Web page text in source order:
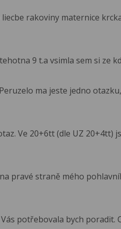
rakoviny maternice
9 t.a vsimla sem si ze
ma jeste jedno
Ve 20+6tt (dle UZ 20+4tt)
pravé straně mého
potřebovala bych poradit.